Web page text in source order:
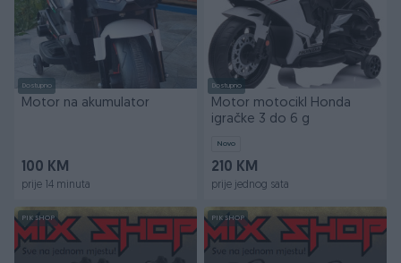
Dostupno
Motor na akumulator
100 KM
prije 14 minuta
Dostupno
Motor motocikl Honda
igračke 3 do 6 g
Novo
210 KM
prije jednog sata
PIK SHOP PIK SHOP